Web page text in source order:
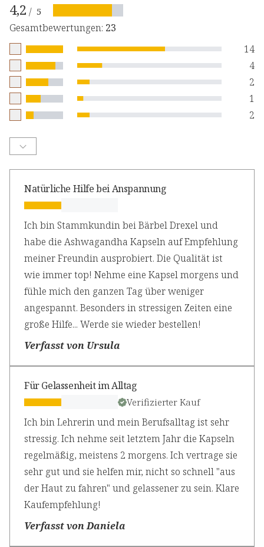
4,2 / 5
Gesamtbewertungen: 23
14
4
2
1
2
Natürliche Hilfe bei Anspannung
Ich bin Stammkundin bei Bärbel Drexel und
habe die Ashwagandha Kapseln auf Empfehlung
meiner Freundin ausprobiert. Die Qualität ist
wie immer top! Nehme eine Kapsel morgens und
fühle mich den ganzen Tag über weniger
angespannt. Besonders in stressigen Zeiten eine
große Hilfe... Werde sie wieder bestellen!
Verfasst von Ursula
Für Gelassenheit im Alltag
Verifizierter Kauf
Ich bin Lehrerin und mein Berufsalltag ist sehr
stressig. Ich nehme seit letztem Jahr die Kapseln
regelmäßig, meistens 2 morgens. Ich vertrage sie
sehr gut und sie helfen mir, nicht so schnell "aus
der Haut zu fahren" und gelassener zu sein. Klare
Kaufempfehlung!
Verfasst von Daniela